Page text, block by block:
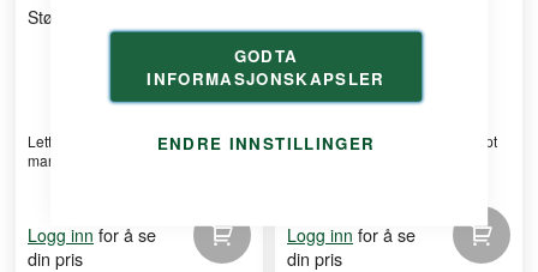
GODTA
INFORMASJONSKAPSLER
ENDRE INNSTILLINGER
Støthøvel 102 universalbruk
Lett og presis støthøvel med
manuell justering og h ...
Logg inn for å se
din pris
Justerbar høvel i presisjonsstøpt
Logg inn for å se
din pris